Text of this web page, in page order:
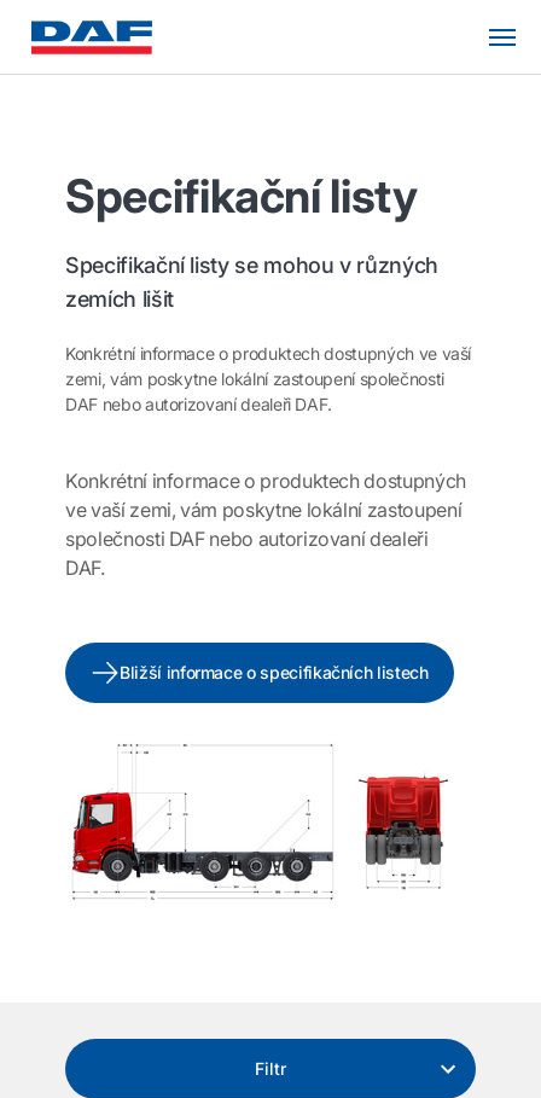
Specifikační listy
Specifikační listy se mohou v různých
zemích lišit
Konkrétní informace o produktech dostupných ve vaší
zemi, vám poskytne lokální zastoupení společnosti
DAF nebo autorizovaní dealeři DAF.
Konkrétní informace o produktech dostupných
ve vaší zemi, vám poskytne lokální zastoupení
společnosti DAF nebo autorizovaní dealeři
DAF.
Bližší informace o specifikačních listech
Filtr